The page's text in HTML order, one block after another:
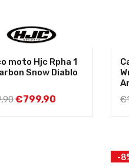
moto Hjc Rpha 1
Snow Diablo
€799,90
€
-